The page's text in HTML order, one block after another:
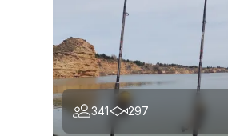
341 297